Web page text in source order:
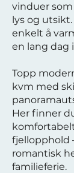
vinduer
lys og
enkelt å
en lang dag
Topp
kvm med
Her finner
fjellopphold
romantisk
familieferie.